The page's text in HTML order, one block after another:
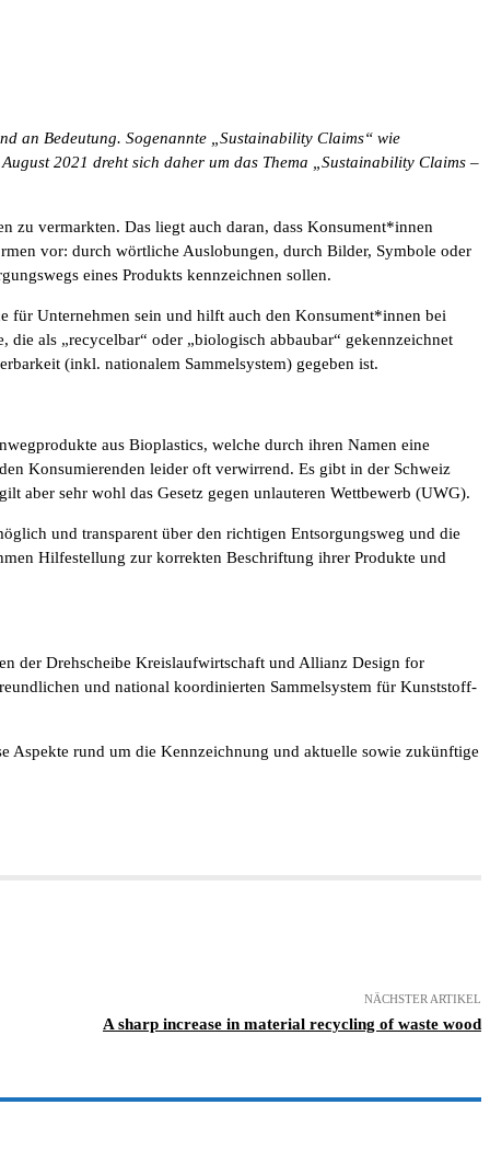
an Bedeutung. Sogenannte „Sustainability Claims“ wie
2021 dreht sich daher um das Thema „Sustainability Claims –
zu vermarkten. Das liegt auch daran, dass Konsument*innen
vor: durch wörtliche Auslobungen, durch Bilder, Symbole oder
eines Produkts kennzeichnen sollen.
für Unternehmen sein und hilft auch den Konsument*innen bei
als „recycelbar“ oder „biologisch abbaubar“ gekennzeichnet
(inkl. nationalem Sammelsystem) gegeben ist.
aus Bioplastics, welche durch ihren Namen eine
Konsumierenden leider oft verwirrend. Es gibt in der Schweiz
aber sehr wohl das Gesetz gegen unlauteren Wettbewerb (UWG).
und transparent über den richtigen Entsorgungsweg und die
Hilfestellung zur korrekten Beschriftung ihrer Produkte und
der Drehscheibe Kreislaufwirtschaft und Allianz Design for
und national koordinierten Sammelsystem für Kunststoff-
Aspekte rund um die Kennzeichnung und aktuelle sowie zukünftige
NÄCHSTER ARTIKEL
A sharp increase in material recycling of waste wood